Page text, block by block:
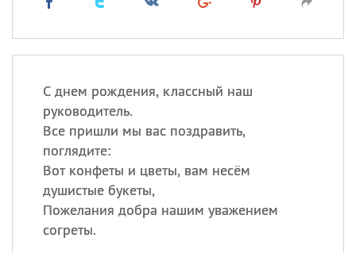
С днем рождения, классный наш
руководитель.
Все пришли мы вас поздравить,
поглядите:
Вот конфеты и цветы, вам несём
душистые букеты,
Пожелания добра нашим уважением
согреты.